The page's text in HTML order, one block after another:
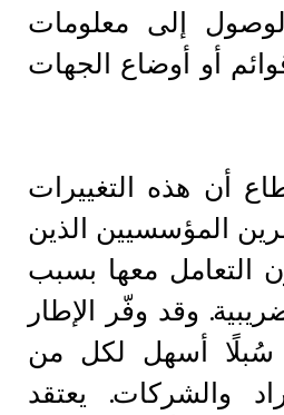
إلى معلومات
أو أوضاع الجهات
أن هذه التغييرات
المؤسسيين الذين
التعامل معها بسبب
وقد وفّر الإطار
سُبلًا أسهل لكل من
والشركات. يعتقد